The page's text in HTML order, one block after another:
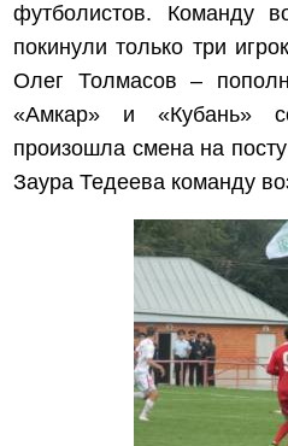
футболистов. Команду
покинули только три
Олег Толмасов –
«Амкар» и «Кубань»
произошла смена на
Заура Тедеева команду